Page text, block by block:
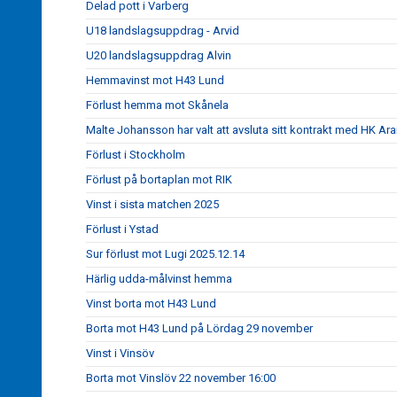
Delad pott i Varberg
U18 landslagsuppdrag - Arvid
U20 landslagsuppdrag Alvin
Hemmavinst mot H43 Lund
Förlust hemma mot Skånela
Malte Johansson har valt att avsluta sitt kontrakt med HK
Förlust i Stockholm
Förlust på bortaplan mot RIK
Vinst i sista matchen 2025
Förlust i Ystad
Sur förlust mot Lugi 2025.12.14
Härlig udda-målvinst hemma
Vinst borta mot H43 Lund
Borta mot H43 Lund på Lördag 29 november
Vinst i Vinsöv
Borta mot Vinslöv 22 november 16:00